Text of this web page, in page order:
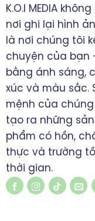
K.O.I MEDIA
nơi ghi lại hình
là nơi chúng tôi
chuyện của bạn
bằng ánh sáng,
xúc và màu sắc.
mệnh của
tạo ra những sản
phẩm có hồn,
thực và trường
thời gian.